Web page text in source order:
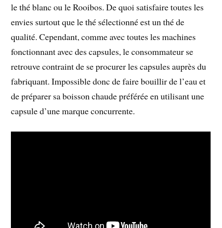
le thé blanc ou le Rooibos. De quoi satisfaire toutes les
envies surtout que le thé sélectionné est un thé de
qualité. Cependant, comme avec toutes les machines
fonctionnant avec des capsules, le consommateur se
retrouve contraint de se procurer les capsules auprès du
fabriquant. Impossible donc de faire bouillir de l’eau et
de préparer sa boisson chaude préférée en utilisant une
capsule d’une marque concurrente.